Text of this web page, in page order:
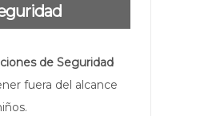
de Seguridad
fuera del alcance